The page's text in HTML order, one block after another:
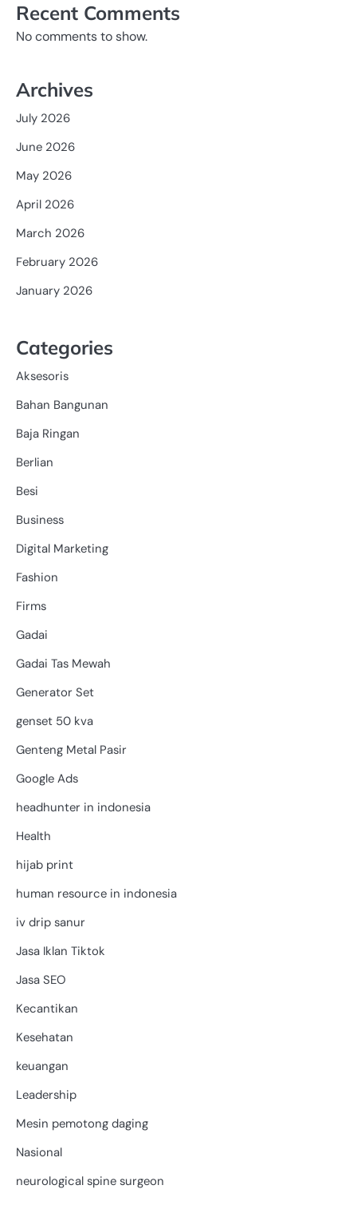
Recent Comments
No comments to show.
Archives
July 2026
June 2026
May 2026
April 2026
March 2026
February 2026
January 2026
Categories
Aksesoris
Bahan Bangunan
Baja Ringan
Berlian
Besi
Business
Digital Marketing
Fashion
Firms
Gadai
Gadai Tas Mewah
Generator Set
genset 50 kva
Genteng Metal Pasir
Google Ads
headhunter in indonesia
Health
hijab print
human resource in indonesia
iv drip sanur
Jasa Iklan Tiktok
Jasa SEO
Kecantikan
Kesehatan
keuangan
Leadership
Mesin pemotong daging
Nasional
neurological spine surgeon